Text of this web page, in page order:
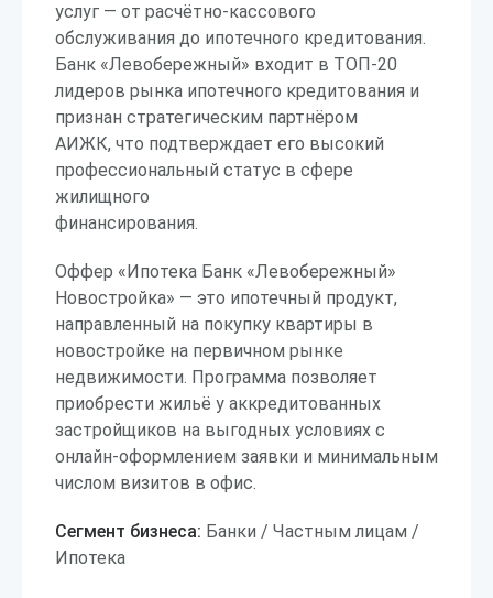
услуг — от расчётно-кассового
обслуживания до ипотечного кредитования.
Банк «Левобережный» входит в ТОП-20
лидеров рынка ипотечного кредитования и
признан стратегическим партнёром
АИЖК, что подтверждает его высокий
профессиональный статус в сфере
жилищного
финансирования.
Оффер «Ипотека Банк «Левобережный»
Новостройка» — это ипотечный продукт,
направленный на покупку квартиры в
новостройке на первичном рынке
недвижимости. Программа позволяет
приобрести жильё у аккредитованных
застройщиков на выгодных условиях с
онлайн-оформлением заявки и минимальным
числом визитов в офис.
Сегмент бизнеса: Банки / Частным лицам /
Ипотека